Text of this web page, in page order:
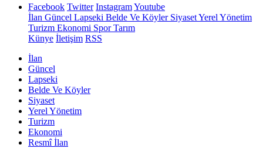
Facebook Twitter InstagramYoutube
İlan Güncel Lapseki Belde Ve KöylerSiyasetYerel Yönetim
Turizm Ekonomi SporTarım
Künye İletişim RSS
İlan
Güncel
Lapseki
Belde Ve Köyler
Siyaset
Yerel Yönetim
Turizm
Ekonomi
Resmî İlan